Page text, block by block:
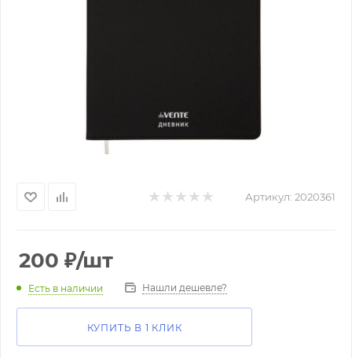
Артикул: 2020361
200 ₽/шт
Есть в наличии Нашли дешевле?
КУПИТЬ В 1 КЛИК